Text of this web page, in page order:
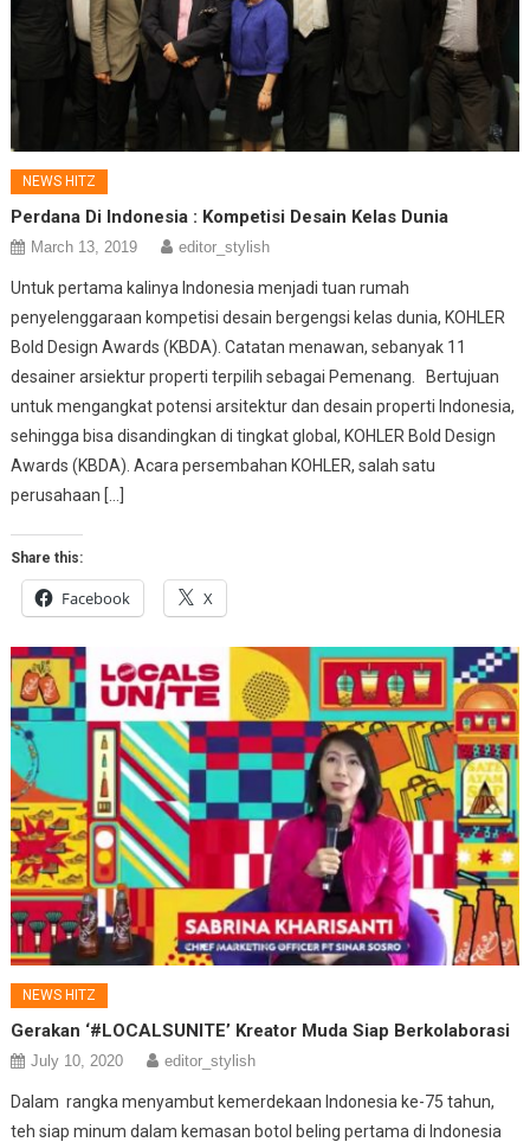
NEWS HITZ
Perdana Di Indonesia : Kompetisi Desain Kelas Dunia
March 13, 2019 editor_stylish
Untuk pertama kalinya Indonesia menjadi tuan rumah
penyelenggaraan kompetisi desain bergengsi kelas dunia, KOHLER
Bold Design Awards (KBDA). Catatan menawan, sebanyak 11
desainer arsiektur properti terpilih sebagai Pemenang. Bertujuan
untuk mengangkat potensi arsitektur dan desain properti Indonesia,
sehingga bisa disandingkan di tingkat global, KOHLER Bold Design
Awards (KBDA). Acara persembahan KOHLER, salah satu
perusahaan […]
Share this:
Facebook X
NEWS HITZ
Gerakan ‘#LOCALSUNITE’ Kreator Muda Siap Berkolaborasi
July 10, 2020 editor_stylish
Dalam rangka menyambut kemerdekaan Indonesia ke-75 tahun,
teh siap minum dalam kemasan botol beling pertama di Indonesia